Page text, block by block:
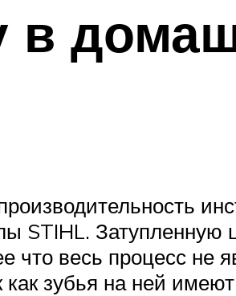
в
STIHL. Затупленную
что весь процесс не
зубья на ней